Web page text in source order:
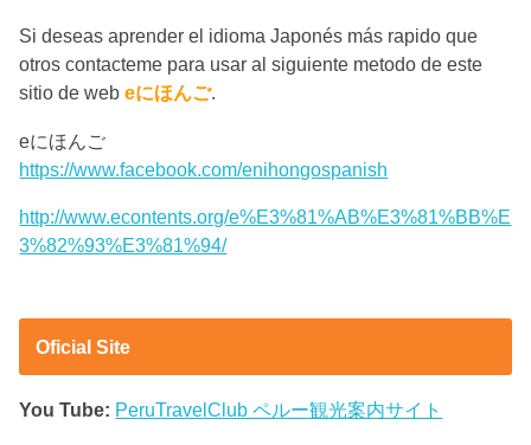
Si deseas aprender el idioma Japonés más rapido que
otros contacteme para usar al siguiente metodo de este
sitio de webeにほんご.
eにほんご
https://www.facebook.com/enihongospanish
http://www.econtents.org/e%E3%81%AB%E3%81%BB%E
3%82%93%E3%81%94/
Oficial Site
You Tube: PeruTravelClub ペルー観光案内サイト